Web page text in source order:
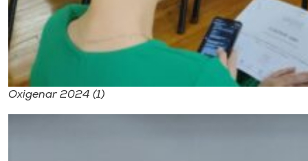
Oxigenar 2024 (1)